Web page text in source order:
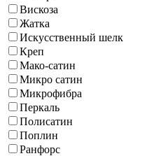
Вискоза
Жатка
Искусственный шелк
Креп
Мако-сатин
Микро сатин
Микрофибра
Перкаль
Полисатин
Поплин
Ранфорс